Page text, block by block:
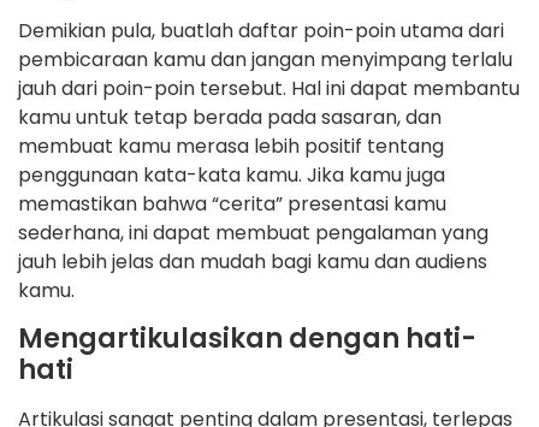
Demikian pula, buatlah daftar poin-poin utama dari
pembicaraan kamu dan jangan menyimpang terlalu
jauh dari poin-poin tersebut. Hal ini dapat membantu
kamu untuk tetap berada pada sasaran, dan
membuat kamu merasa lebih positif tentang
penggunaan kata-kata kamu. Jika kamu juga
memastikan bahwa “cerita” presentasi kamu
sederhana, ini dapat membuat pengalaman yang
jauh lebih jelas dan mudah bagi kamu dan audiens
kamu.
Mengartikulasikan dengan hati-
hati
Artikulasi sangat penting dalam presentasi, terlepas